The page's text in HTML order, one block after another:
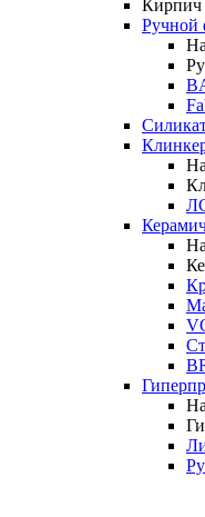
Кирпич
Ручной